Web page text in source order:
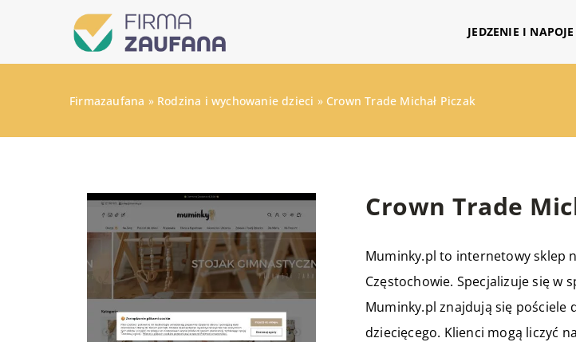
JEDZENIE I NAPOJE
Firmazaufana » Rodzina i wychowanie dzieci » Crown Trade Michał Piczak
Crown Trade
Muminky.pl to internetowy sklep
Częstochowie. Specjalizuje się w
Muminky.pl znajdują się pościele
dziecięcego. Klienci mogą liczyć